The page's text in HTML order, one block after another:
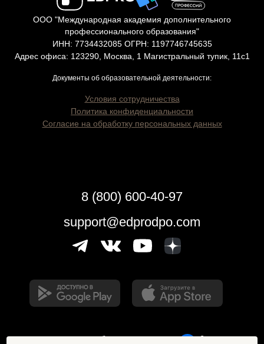
ООО "Международная академия дополнительного
профессионального образования"
ИНН: 7734432085 ОГРН: 1197746745635
Адрес офиса: 123290, Москва, 1 Магистральный тупик, 11с1
Документы об образовательной деятельности:
Условия сотрудничества
Политика конфиденциальности
Согласие на обработку персональных данных
8 (800) 600-40-97
support@edprodpo.com